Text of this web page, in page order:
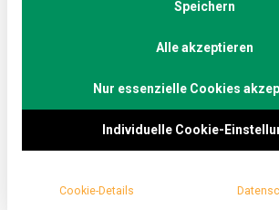
Speichern
Alle akzeptieren
Nur essenzielle Cookies
Individuelle Cookie-
Cookie-Details